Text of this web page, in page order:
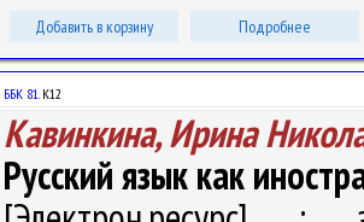
Добавить в корзину Подробнее
ББК 81.К12
Кавинкина, Ирина
Русский язык как